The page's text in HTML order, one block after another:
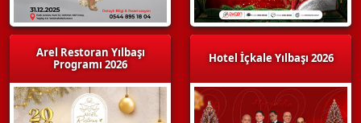
Arel Restoran Yılbaşı
Programı 2026
Hotel İçkale Yılbaşı 2026